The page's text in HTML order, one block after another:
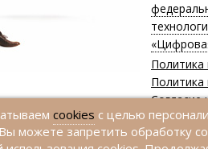
Политика
Согласие
Согласие
cookies с целью
можете запретить обработку